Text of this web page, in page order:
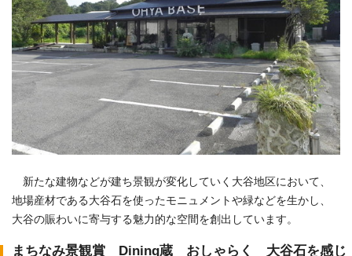
新たな建物などが建ち景観が変化していく大谷地区において、
地場産材である大谷石を使ったモニュメントや緑などを生かし、
大谷の賑わいに寄与する魅力的な空間を創出しています。
まちなみ景観賞 Dining蔵 おしゃらく 大谷石を感じ